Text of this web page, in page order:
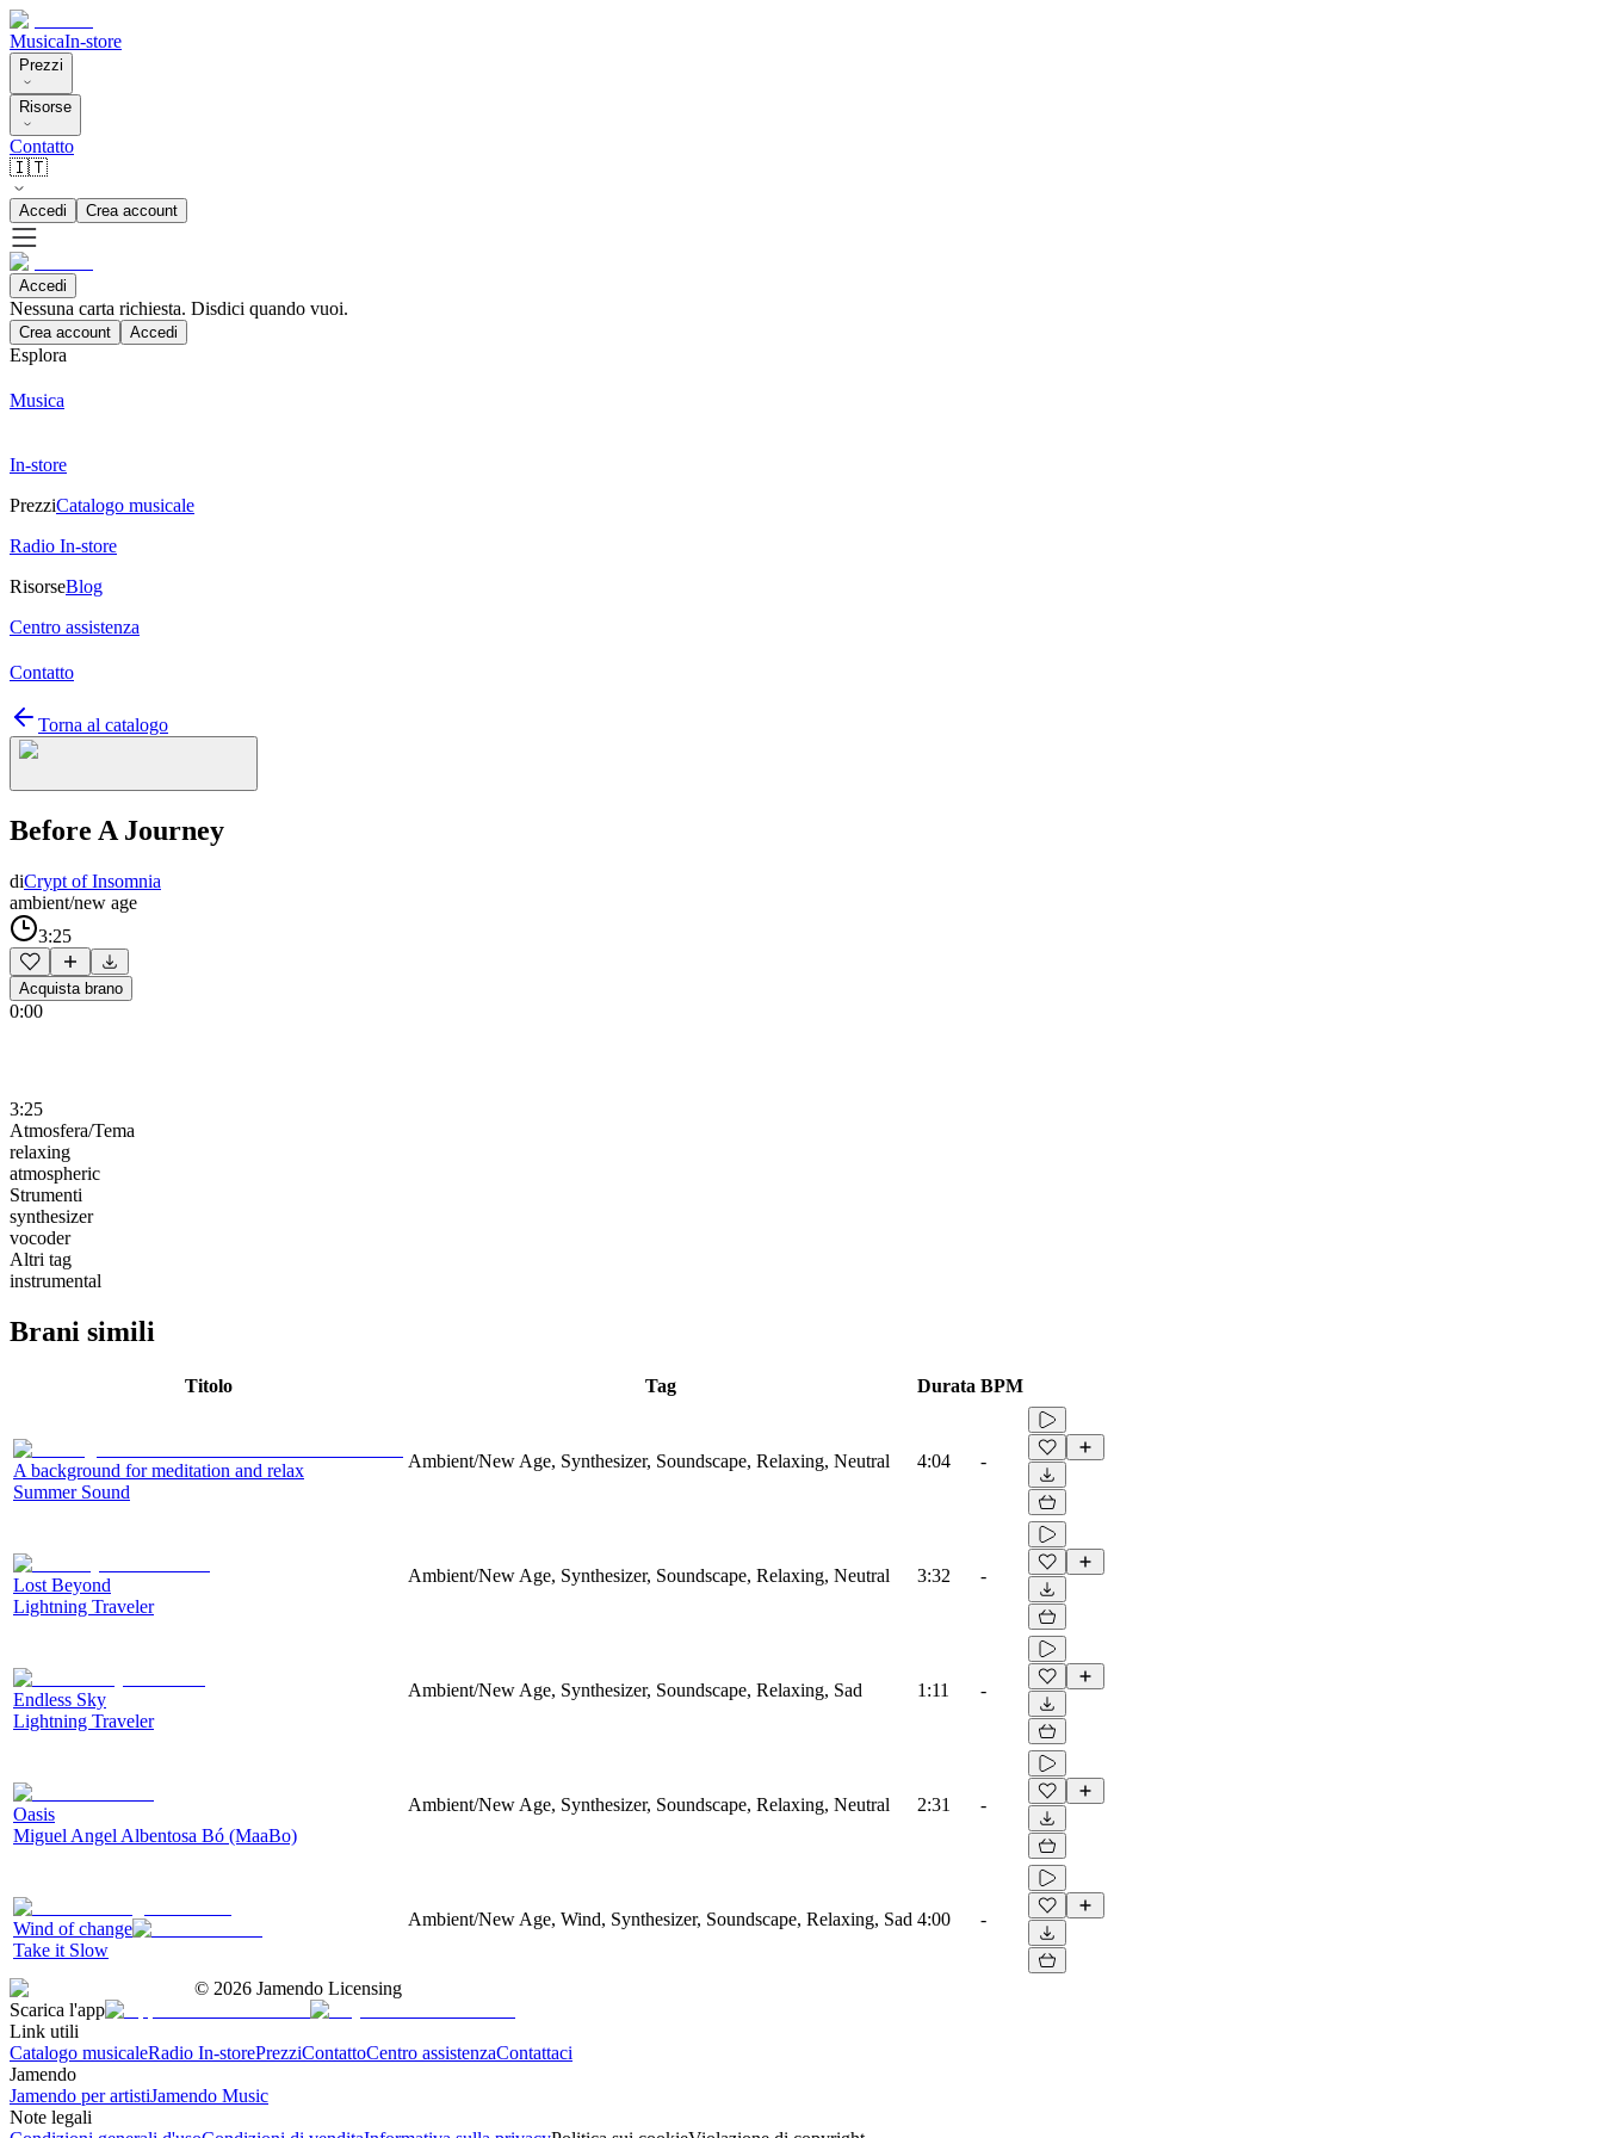
MusicaIn-store
Prezzi
Risorse
Contatto
🇮🇹
Accedi Crea account
Accedi
Nessuna carta richiesta. Disdici quando vuoi.
Crea account Accedi
Esplora
Musica
In-store
PrezziCatalogo musicale
Radio In-store
RisorseBlog
Centro assistenza
Contatto
Torna al catalogo
Before A Journey
diCrypt of Insomnia
ambient/new age
3:25
Acquista brano
0:00
3:25
Atmosfera/Tema
relaxing
atmospheric
Strumenti
synthesizer
vocoder
Altri tag
instrumental
Brani simili
Titolo Tag Durata BPM
A background for meditation and relax
Summer Sound
Ambient/New Age, Synthesizer, Soundscape, Relaxing, Neutral 4:04 -
Lost Beyond
Lightning Traveler
Ambient/New Age, Synthesizer, Soundscape, Relaxing, Neutral 3:32 -
Endless Sky
Lightning Traveler
Ambient/New Age, Synthesizer, Soundscape, Relaxing, Sad 1:11 -
Oasis
Miguel Angel Albentosa Bó (MaaBo)
Ambient/New Age, Synthesizer, Soundscape, Relaxing, Neutral 2:31 -
Wind of change
Take it Slow
Ambient/New Age, Wind, Synthesizer, Soundscape, Relaxing, Sad 4:00 -
© 2026 Jamendo Licensing
Scarica l'app
Link utili
Catalogo musicaleRadio In-storePrezziContattoCentro assistenzaContattaci
Jamendo
Jamendo per artistiJamendo Music
Note legali